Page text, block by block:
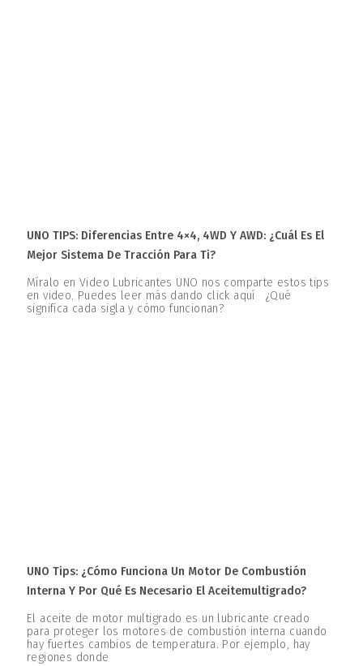
UNO TIPS: Diferencias Entre 4×4, 4WD Y AWD: ¿Cuál Es El
Mejor Sistema De Tracción Para Ti?
Míralo en Video Lubricantes UNO nos comparte estos tips
en video. Puedes leer más dando click aquí ¿Qué
significa cada sigla y cómo funcionan?
UNO Tips: ¿Cómo Funciona Un Motor De Combustión
Interna Y Por Qué Es Necesario El Aceitemultigrado?
El aceite de motor multigrado es un lubricante creado
para proteger los motores de combustión interna cuando
hay fuertes cambios de temperatura. Por ejemplo, hay
regiones donde